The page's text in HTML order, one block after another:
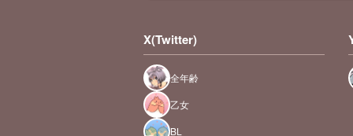
X(Twitter)
全年齢
乙女
BL